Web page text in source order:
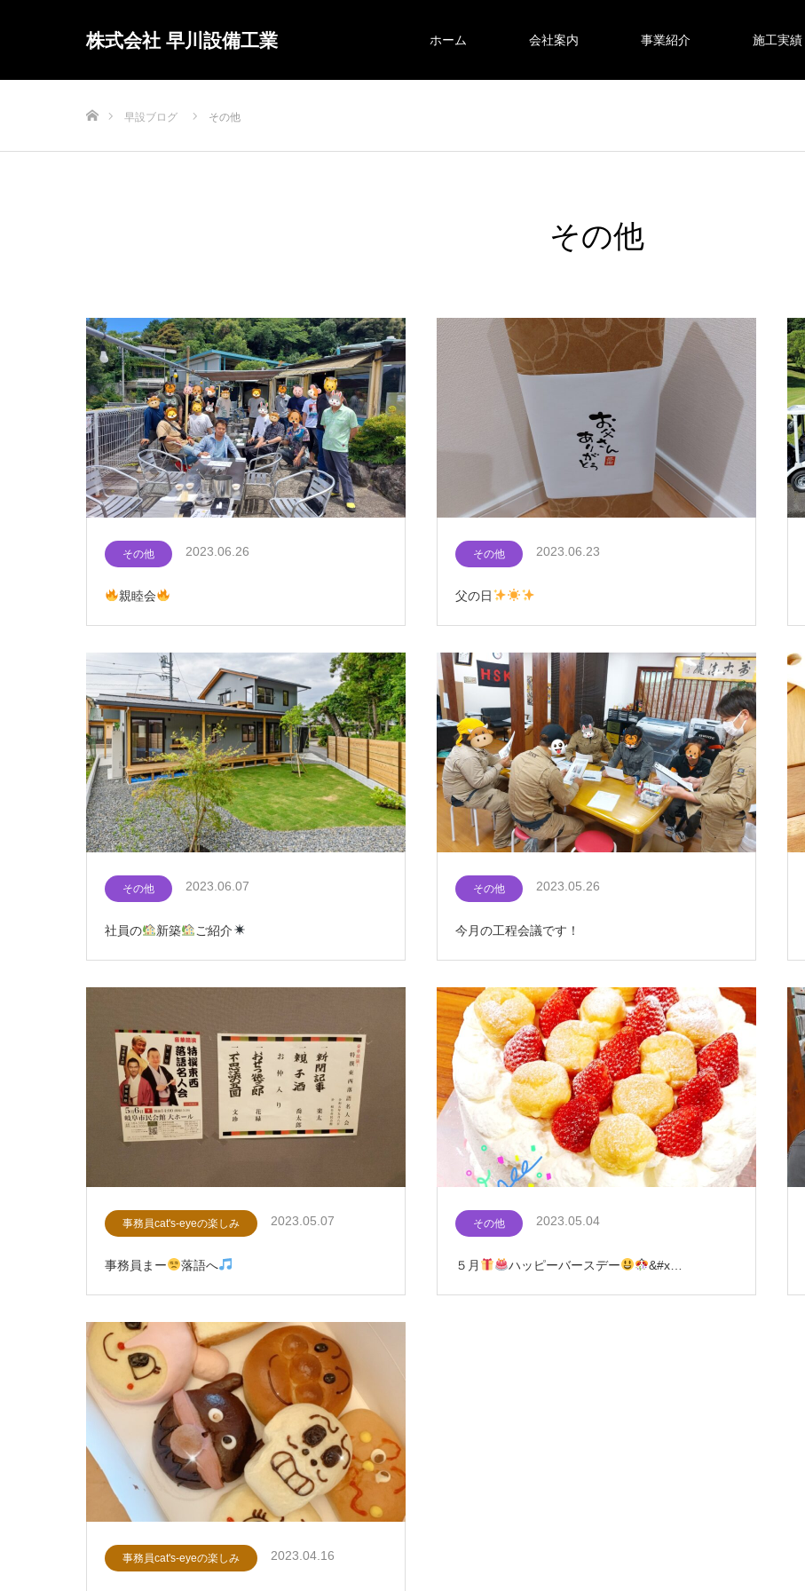
株式会社 早川設備工業 ホーム 会社案内 事業紹介 施工実績
早設ブログ その他
その他
その他 2023.06.26
親睦会
その他 2023.06.23
父の日
その他 2023.06.07
社員の 新築 ご紹介
その他 2023.05.26
今月の工程会議です！
事務員cat's-eyeの楽しみ 2023.05.07
事務員まー 落語へ
その他 2023.05.04
５月 ハッピーバースデー &#x…
事務員cat's-eyeの楽しみ 2023.04.16